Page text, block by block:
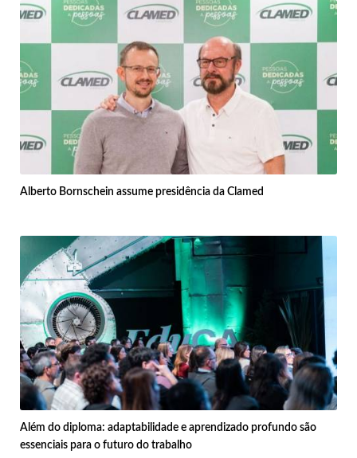
Alberto Bornschein assume presidência da Clamed
Além do diploma: adaptabilidade e aprendizado profundo são
essenciais para o futuro do trabalho